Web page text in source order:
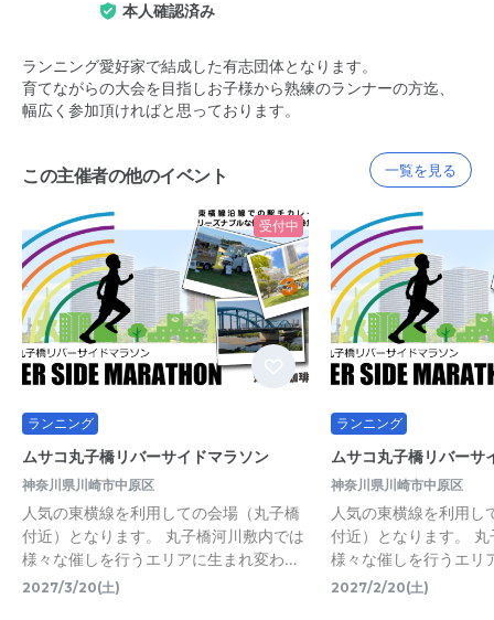
本人確認済み
ランニング愛好家で結成した有志団体となります。
育てながらの大会を目指しお子様から熟練のランナーの方迄、
幅広く参加頂ければと思っております。
この主催者の他のイベント 一覧を見る
受付中
ランニング
ムサコ丸子橋リバーサイドマラソン
神奈川県川崎市中原区
人気の東横線を利用しての会場（丸子橋
付近）となります。 丸子橋河川敷内では
様々な催しを行うエリアに生まれ変わ…
2027/3/20(土)
ランニング
ムサコ丸子橋リバーサ
神奈川県川崎市中原区
人気の東横線を利用し
付近）となります。
様々な催しを行うエリ
2027/2/20(土)